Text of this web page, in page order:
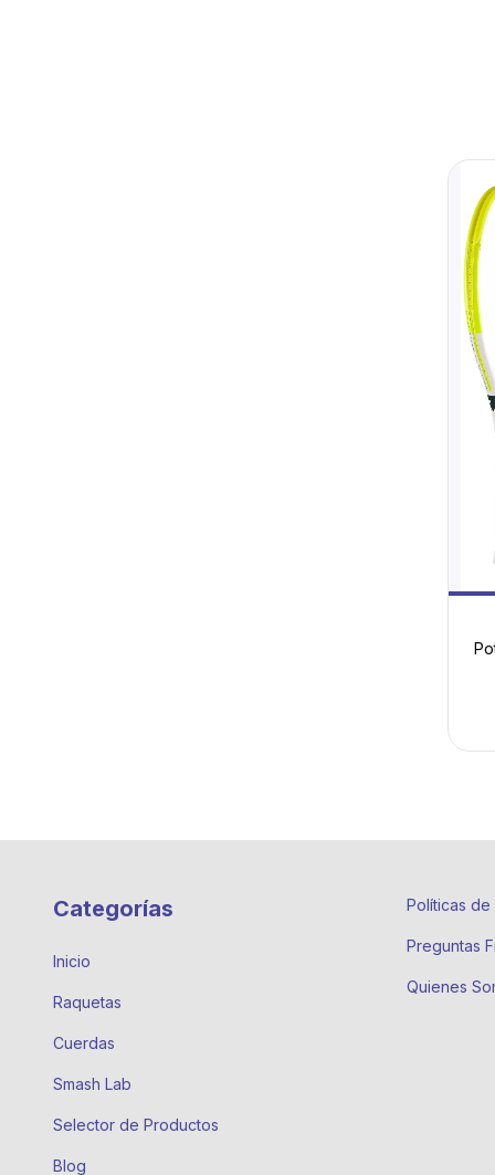
Categorías
Inicio
Raquetas
Cuerdas
Smash Lab
Selector de Productos
Blog
Políticas
Preguntas
Quienes